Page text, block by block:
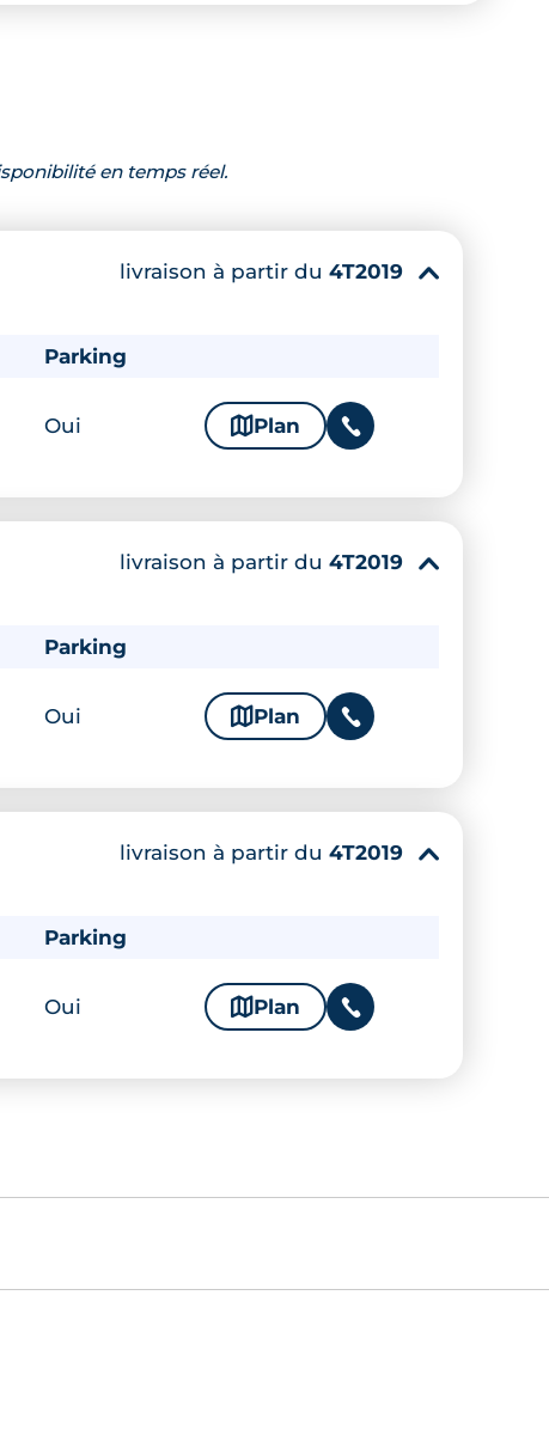
en temps réel.
livraison à partir du 4T2019 ▾
Parking
Oui 🗞 Plan 📞
livraison à partir du 4T2019 ▾
Parking
Oui 🗞 Plan 📞
livraison à partir du 4T2019 ▾
Parking
Oui 🗞 Plan 📞